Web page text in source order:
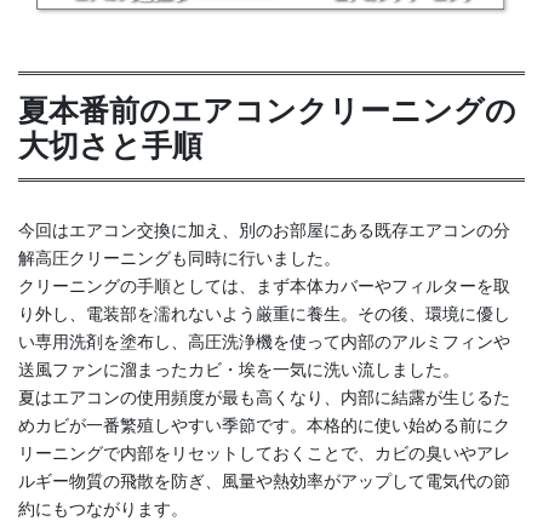
夏本番前のエアコンクリーニングの
大切さと手順
今回はエアコン交換に加え、別のお部屋にある既存エアコンの分
解高圧クリーニングも同時に行いました。
クリーニングの手順としては、まず本体カバーやフィルターを取
り外し、電装部を濡れないよう厳重に養生。その後、環境に優し
い専用洗剤を塗布し、高圧洗浄機を使って内部のアルミフィンや
送風ファンに溜まったカビ・埃を一気に洗い流しました。
夏はエアコンの使用頻度が最も高くなり、内部に結露が生じるた
めカビが一番繁殖しやすい季節です。本格的に使い始める前にク
リーニングで内部をリセットしておくことで、カビの臭いやアレ
ルギー物質の飛散を防ぎ、風量や熱効率がアップして電気代の節
約にもつながります。